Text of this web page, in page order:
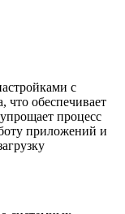
с
что обеспечивает
процесс
приложений и